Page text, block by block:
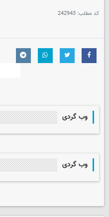
کد مطلب: 242943
وب گردی
وب گردی